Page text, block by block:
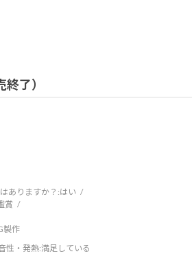
了）
ありますか？:はい
賞
製作
性・発熱:満足している